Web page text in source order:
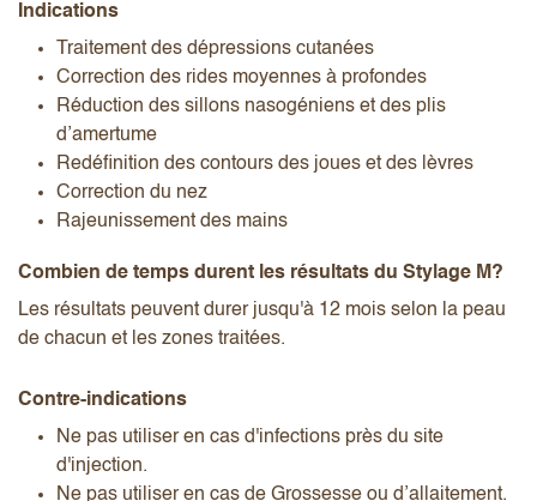
Indications
Traitement des dépressions cutanées
Correction des rides moyennes à profondes
Réduction des sillons nasogéniens et des plis
d’amertume
Redéfinition des contours des joues et des lèvres
Correction du nez
Rajeunissement des mains
Combien de temps durent les résultats du Stylage M?
Les résultats peuvent durer jusqu'à 12 mois selon la peau
de chacun et les zones traitées.
Contre-indications
Ne pas utiliser en cas d'infections près du site
d'injection.
Ne pas utiliser en cas de Grossesse ou d’allaitement.